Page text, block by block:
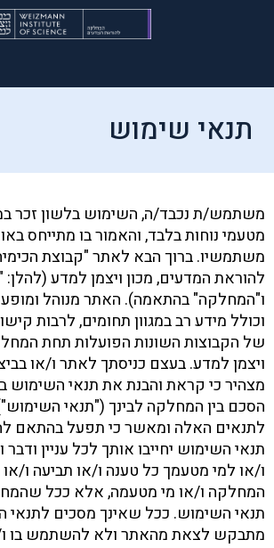
תנאי שימוש
משתמש/ת נכבד/ה, השימוש בלשון זכר
מטעמי נוחות בלבד, והאמור בו מתייחס
משתמשיו. ברוך הבא לאתר "קבוצת
להוראת המדעים, מכון ויצמן למדע
ו"המחלקה" בהתאמה). האתר מנוהל
וכולל מידע רב במגוון תחומים, לרבות
של הקבוצות השונות הפועלות תחת
ויצמן למדע. בעצם כניסתך לאתר ו/או
מצהיר כי קראת והבנת את תנאי השימוש
הסכם בין המחלקה לבינך ("תנאי
לתנאים האלה ומאשר כי תפעל בהתאם
תנאי השימוש יחייבו אותך לכל עניין
ו/או למי מטעמך כל טענה ו/או תביעה ו/
המחלקה ו/או מי מטעמה, אלא ככל
תנאי השימוש. ככל שאינך מסכים לתנאי
מתבקש לצאת מהאתר ולא להשתמש בו ו/